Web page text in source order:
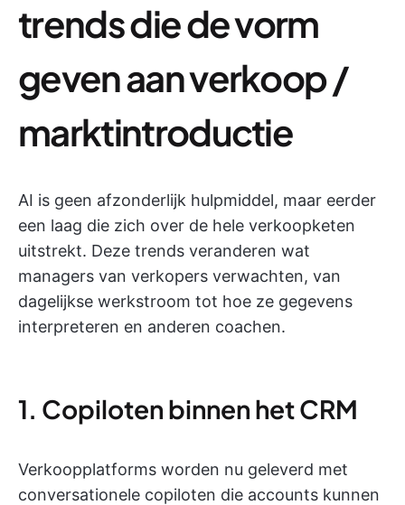
trends die de vorm
geven aan verkoop /
marktintroductie
AI is geen afzonderlijk hulpmiddel, maar eerder
een laag die zich over de hele verkoopketen
uitstrekt. Deze trends veranderen wat
managers van verkopers verwachten, van
dagelijkse werkstroom tot hoe ze gegevens
interpreteren en anderen coachen.
1. Copiloten binnen het CRM
Verkoopplatforms worden nu geleverd met
conversationele copiloten die accounts kunnen